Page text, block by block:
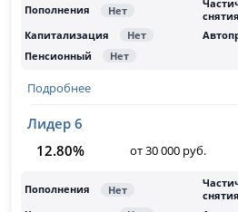
Подробнее
Лидер 6
12.80%
от 30 000 руб.